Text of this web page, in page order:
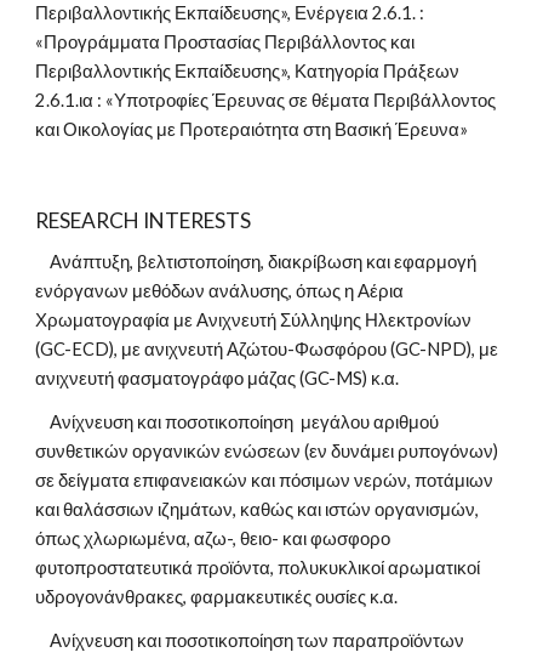
Περιβαλλοντικής Εκπαίδευσης», Ενέργεια 2.6.1. :
«Προγράμματα Προστασίας Περιβάλλοντος και
Περιβαλλοντικής Εκπαίδευσης», Κατηγορία Πράξεων
2.6.1.ια : «Υποτροφίες Έρευνας σε θέματα Περιβάλλοντος
και Οικολογίας με Προτεραιότητα στη Βασική Έρευνα»
RESEARCH INTERESTS
    Ανάπτυξη, βελτιστοποίηση, διακρίβωση και εφαρμογή
ενόργανων μεθόδων ανάλυσης, όπως η Αέρια
Χρωματογραφία με Ανιχνευτή Σύλληψης Ηλεκτρονίων
(GC-ECD), με ανιχνευτή Αζώτου-Φωσφόρου (GC-NPD), με
ανιχνευτή φασματογράφο μάζας (GC-MS) κ.α.
    Ανίχνευση και ποσοτικοποίηση  μεγάλου αριθμού
συνθετικών οργανικών ενώσεων (εν δυνάμει ρυπογόνων)
σε δείγματα επιφανειακών και πόσιμων νερών, ποτάμιων
και θαλάσσιων ιζημάτων, καθώς και ιστών οργανισμών,
όπως χλωριωμένα, αζω-, θειο- και φωσφορο
φυτοπροστατευτικά προϊόντα, πολυκυκλικοί αρωματικοί
υδρογονάνθρακες, φαρμακευτικές ουσίες κ.α.
    Ανίχνευση και ποσοτικοποίηση των παραπροϊόντων